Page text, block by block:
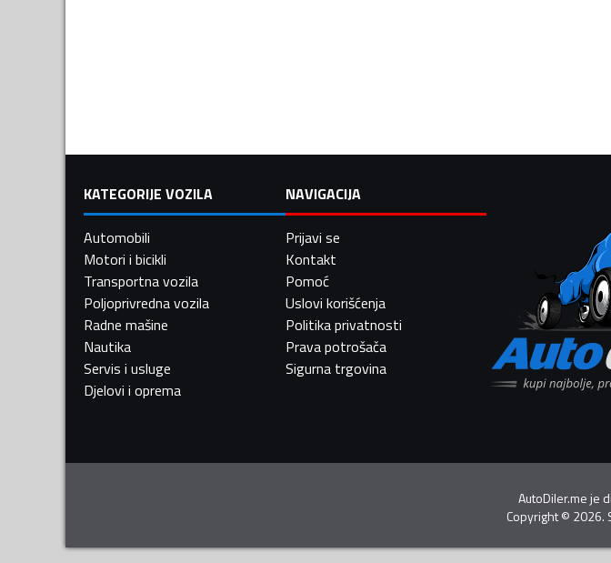
KATEGORIJE VOZILA
Automobili
Motori i bicikli
Transportna vozila
Poljoprivredna vozila
Radne mašine
Nautika
Servis i usluge
Djelovi i oprema
NAVIGACIJA
Prijavi se
Kontakt
Pomoć
Uslovi korišćenja
Politika privatnosti
Prava potrošača
Sigurna trgovina
AutoDiler.me je
Copyright© 2026.